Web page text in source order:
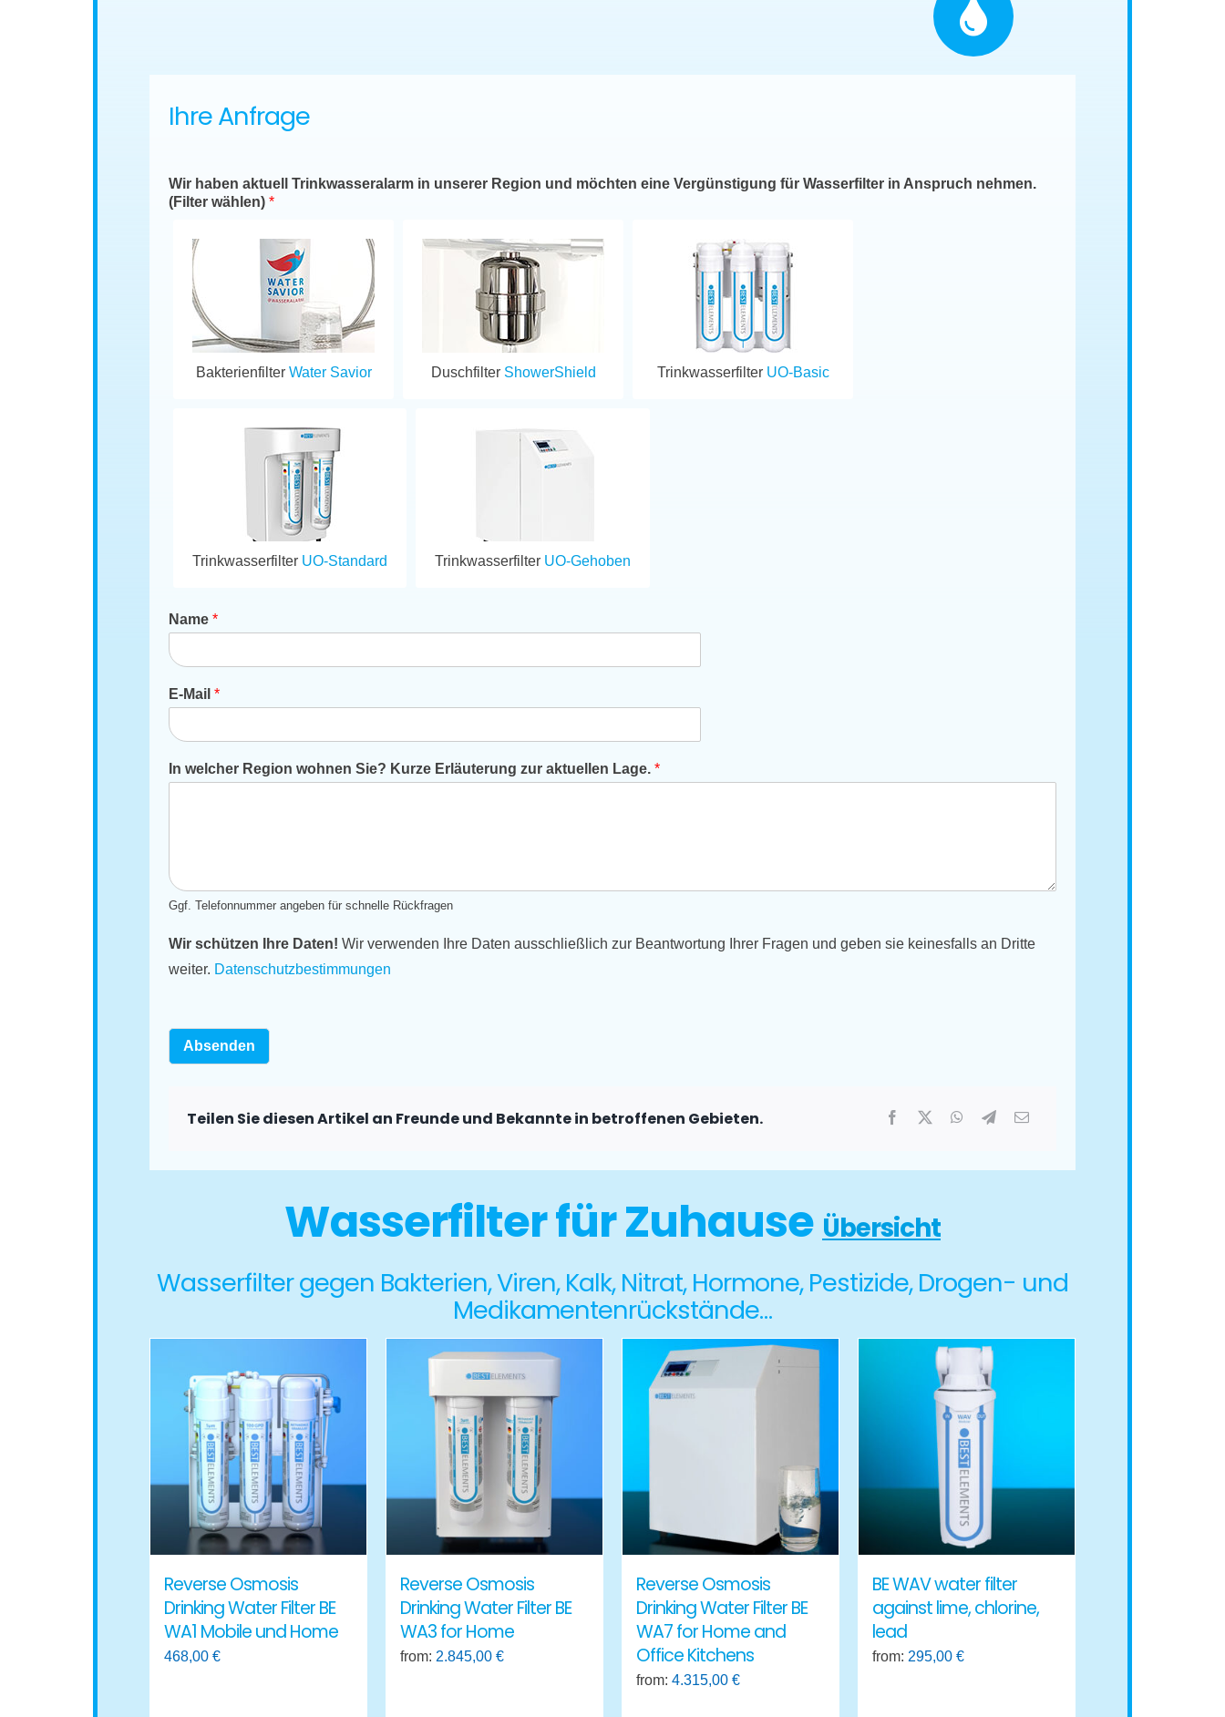
Ihre Anfrage
Wir haben aktuell Trinkwasseralarm in unserer Region und möchten eine Vergünstigung für Wasserfilter in Anspruch nehmen.
(Filter wählen)*
Bakterienfilter Water Savior Duschfilter ShowerShield Trinkwasserfilter UO-Basic
Trinkwasserfilter UO-Standard Trinkwasserfilter UO-Gehoben
Name*
E-Mail*
In welcher Region wohnen Sie? Kurze Erläuterung zur aktuellen Lage.*
Ggf. Telefonnummer angeben für schnelle Rückfragen
Wir schützen Ihre Daten! Wir verwenden Ihre Daten ausschließlich zur Beantwortung Ihrer Fragen und geben sie keinesfalls an Dritte
weiter. Datenschutzbestimmungen
Absenden
Teilen Sie diesen Artikel an Freunde und Bekannte in betroffenen Gebieten.
Wasserfilter für Zuhause Übersicht
Wasserfilter gegen Bakterien, Viren, Kalk, Nitrat, Hormone, Pestizide, Drogen- und
Medikamentenrückstände…
Reverse Osmosis
Drinking Water Filter BE
WA1 Mobile und Home
468,00 €
Reverse Osmosis
Drinking Water Filter BE
WA3 for Home
from: 2.845,00 €
Reverse Osmosis
Drinking Water Filter BE
WA7 for Home and
Office Kitchens
from: 4.315,00 €
BE WAV water filter
against lime, chlorine,
lead
from: 295,00€